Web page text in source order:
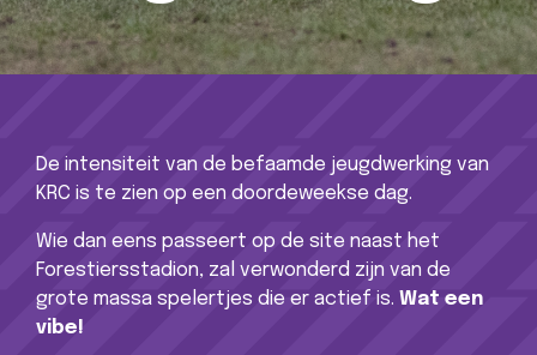
De intensiteit van de befaamde jeugdwerking van
KRC is te zien op een doordeweekse dag.
Wie dan eens passeert op de site naast het
Forestiersstadion, zal verwonderd zijn van de
grote massa spelertjes die er actief is. Wat een
vibe!